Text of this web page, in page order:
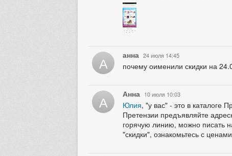
А анна 24 июля 14:45
почему оименили скидки на
А Анна 10 июля 10:03
Юлия, "у вас" - это в каталоге
Претензии предъявляйте
горячую линию, можно писать
"скидки", ознакомьтесь с